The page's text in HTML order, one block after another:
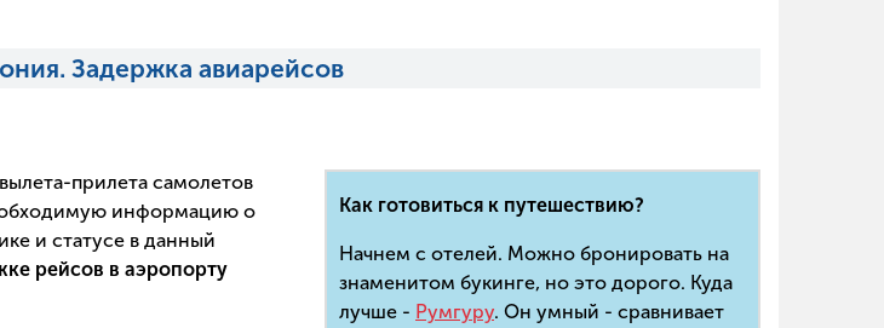
Задержка авиарейсов
прилета самолетов
информацию о
и статусе в данный
рейсов в аэропорту
Как готовиться к путешествию?
Начнем с отелей. Можно бронировать на
знаменитом букинге, но это дорого. Куда
лучше - Румгуру. Он умный - сравнивает